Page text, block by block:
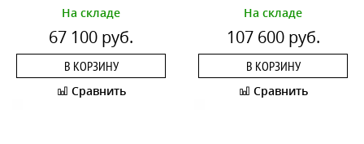
На складе
67 100 руб.
В КОРЗИНУ
Сравнить
На складе
107 600 руб.
В КОРЗИНУ
Сравнить